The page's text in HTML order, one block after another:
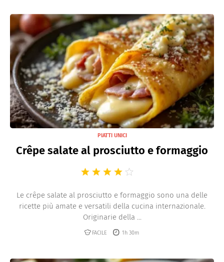
PIATTI UNICI
Crêpe salate al prosciutto e formaggio
Le crêpe salate al prosciutto e formaggio sono una delle
ricette più amate e versatili della cucina internazionale.
Originarie della ...
FACILE 1h 30m